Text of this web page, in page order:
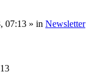
07:13 » in Newsletter